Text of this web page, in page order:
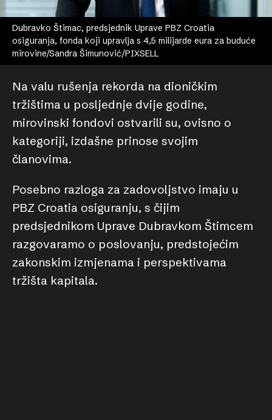
Dubravko Štimac, predsjednik Uprave PBZ Croatia
osiguranja, fonda koji upravlja s 4,5 milijarde eura za buduće
mirovine/Sandra Šimunović/PIXSELL
Na valu rušenja rekorda na dioničkim
tržištima u posljednje dvije godine,
mirovinski fondovi ostvarili su, ovisno o
kategoriji, izdašne prinose svojim
članovima.
Posebno razloga za zadovoljstvo imaju u
PBZ Croatia osiguranju, s čijim
predsjednikom Uprave Dubravkom Štimcem
razgovaramo o poslovanju, predstojećim
zakonskim izmjenama i perspektivama
tržišta kapitala.